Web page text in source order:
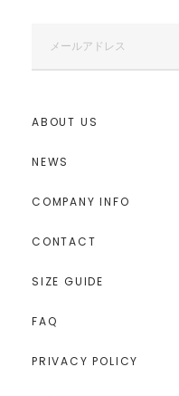
ABOUT US
NEWS
COMPANY INFO
CONTACT
SIZE GUIDE
FAQ
PRIVACY POLICY